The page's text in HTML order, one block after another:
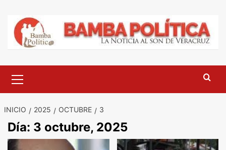
contenido
principal
INICIO 2025 OCTUBRE 3
Día: 3 octubre, 2025